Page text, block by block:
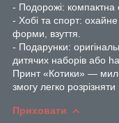
- Подорожі: компактна
- Хобі та спорт: охайне
форми, взуття.
- Подарунки:
дитячих наборів або
Принт «Котики» —
змогу легко розрізняти
Приховати